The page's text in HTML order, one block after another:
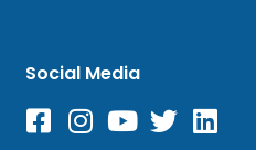
Social Media